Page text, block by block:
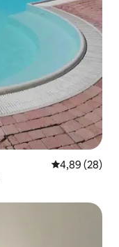
Évaluation
4,89 (28)